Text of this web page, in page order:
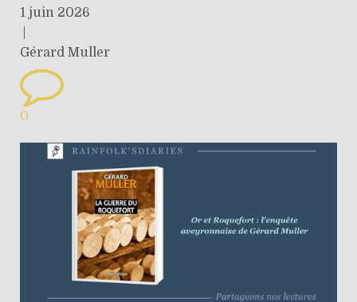
1 juin 2026
Gérard Muller
0